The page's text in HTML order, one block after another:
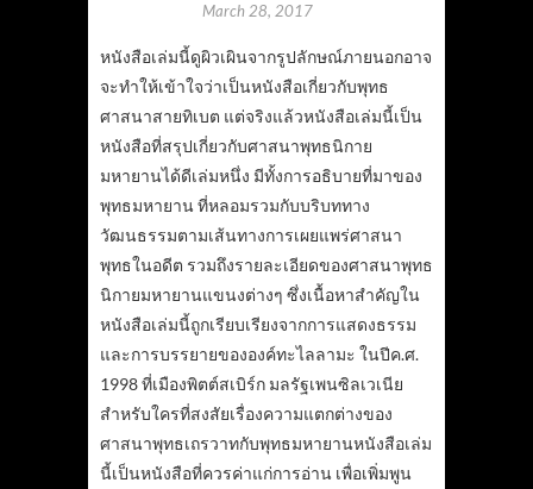
March 28, 2017
หนังสือเล่มนี้ดูผิวเผินจากรูปลักษณ์ภายนอกอาจ
จะทำให้เข้าใจว่าเป็นหนังสือเกี่ยวกับพุทธ
ศาสนาสายทิเบต แต่จริงแล้วหนังสือเล่มนี้เป็น
หนังสือที่สรุปเกี่ยวกับศาสนาพุทธนิกาย
มหายานได้ดีเล่มหนึ่ง มีทั้งการอธิบายที่มาของ
พุทธมหายาน ที่หลอมรวมกับบริบททาง
วัฒนธรรมตามเส้นทางการเผยแพร่ศาสนา
พุทธในอดีต รวมถึงรายละเอียดของศาสนาพุทธ
นิกายมหายานแขนงต่างๆ ซึ่งเนื้อหาสำคัญใน
หนังสือเล่มนี้ถูกเรียบเรียงจากการแสดงธรรม
และการบรรยายขององค์ทะไลลามะ ในปีค.ศ.
1998 ที่เมืองพิตต์สเบิร์ก มลรัฐเพนซิลเวเนีย
สำหรับใครที่สงสัยเรื่องความแตกต่างของ
ศาสนาพุทธเถรวาทกับพุทธมหายานหนังสือเล่ม
นี้เป็นหนังสือที่ควรค่าแก่การอ่าน เพื่อเพิ่มพูน